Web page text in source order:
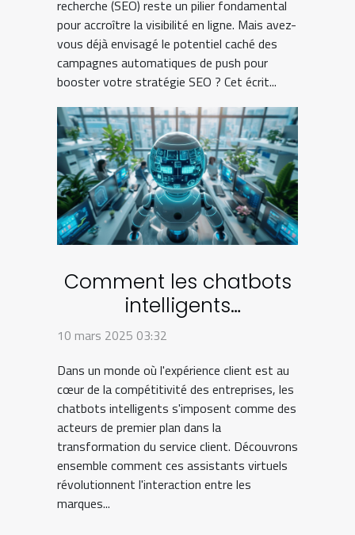
recherche (SEO) reste un pilier fondamental
pour accroître la visibilité en ligne. Mais avez-
vous déjà envisagé le potentiel caché des
campagnes automatiques de push pour
booster votre stratégie SEO ? Cet écrit...
Comment les chatbots
intelligents
transforment le service
10 mars 2025 03:32
Dans un monde où l'expérience client est au
cœur de la compétitivité des entreprises, les
chatbots intelligents s'imposent comme des
acteurs de premier plan dans la
transformation du service client. Découvrons
ensemble comment ces assistants virtuels
révolutionnent l'interaction entre les
marques...